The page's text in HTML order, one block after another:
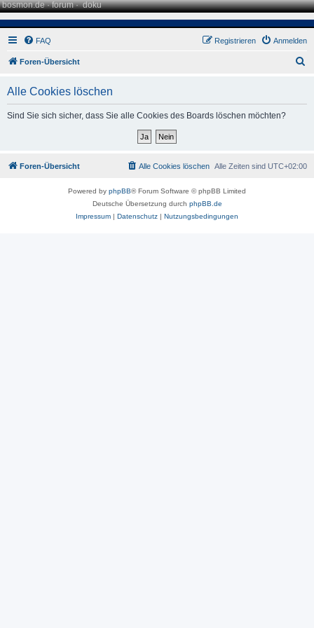
bosmon.de·forum·doku
FAQ Anmelden
Registrieren
Foren-Übersicht
Alle Cookies löschen
Sind Sie sich sicher, dass Sie alle Cookies des Boards löschen möchten?
Foren-Übersicht Alle Zeiten sind UTC+02:00
Alle Cookies löschen
Powered by phpBB® Forum Software © phpBB Limited
Deutsche Übersetzung durch phpBB.de
Impressum | Datenschutz | Nutzungsbedingungen